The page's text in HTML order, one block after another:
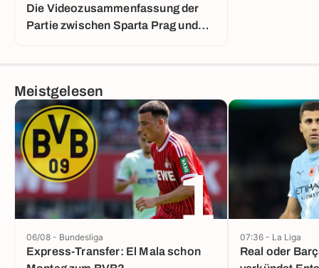
Die Videozusammenfassung der
Partie zwischen Sparta Prag und
Meistgelesen
1
Express-Transfer: El Mala schon
06/08 - Bundesliga
Real oder
07:36 - La Liga